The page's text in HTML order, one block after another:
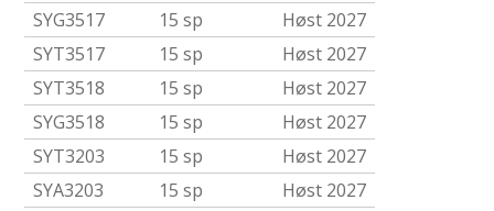
SYG3517
15 sp
Høst 2027
SYT3517
15 sp
Høst 2027
SYT3518
15 sp
Høst 2027
SYG3518
15 sp
Høst 2027
SYT3203
15 sp
Høst 2027
SYA3203
15 sp
Høst 2027